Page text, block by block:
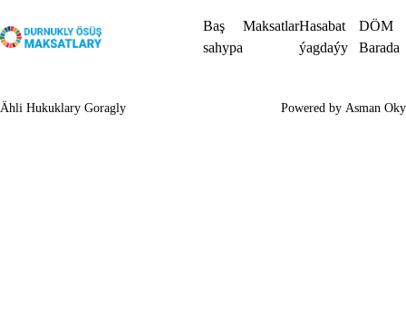
Baş
sahypa
MaksatlarHasabat
ýagdaýy
DÖM
Barada
Ähli Hukuklary Goragly Powered by Asman Oky